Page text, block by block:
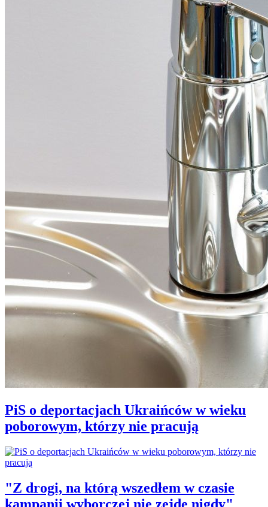
PiS o deportacjach Ukraińców w wieku
poborowym, którzy nie pracują
"Z drogi, na którą wszedłem w czasie